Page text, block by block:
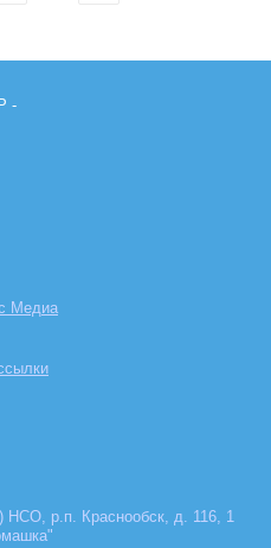
-
Медиа
НСО, р.п. Краснообск, д. 116, 1